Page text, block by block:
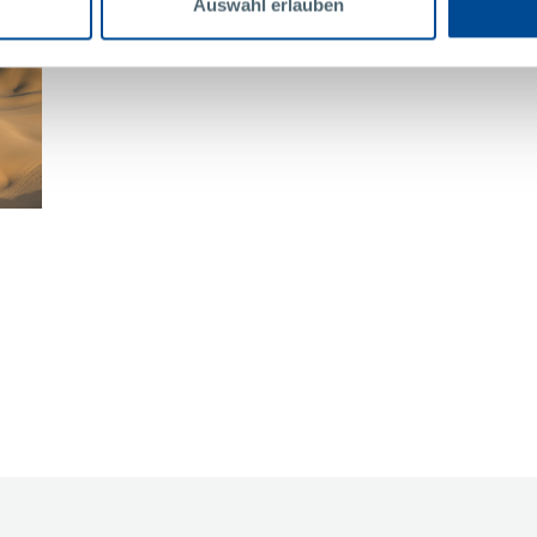
Auswahl erlauben